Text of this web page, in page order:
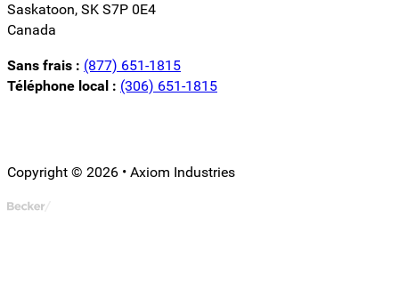
Saskatoon, SK S7P 0E4
Canada
Sans frais : (877) 651-1815
Téléphone local : (306) 651-1815
Copyright © 2026 • Axiom Industries